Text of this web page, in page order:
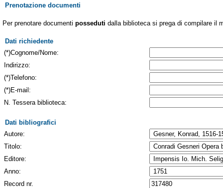
Prenotazione documenti
Per prenotare documenti posseduti dalla biblioteca si prega di compilare il
Dati richiedente
(*)Cognome/Nome:
Indirizzo:
(*)Telefono:
(*)E-mail:
N. Tessera biblioteca:
Dati bibliografici
Autore:
Titolo:
Editore:
Anno:
Record nr.